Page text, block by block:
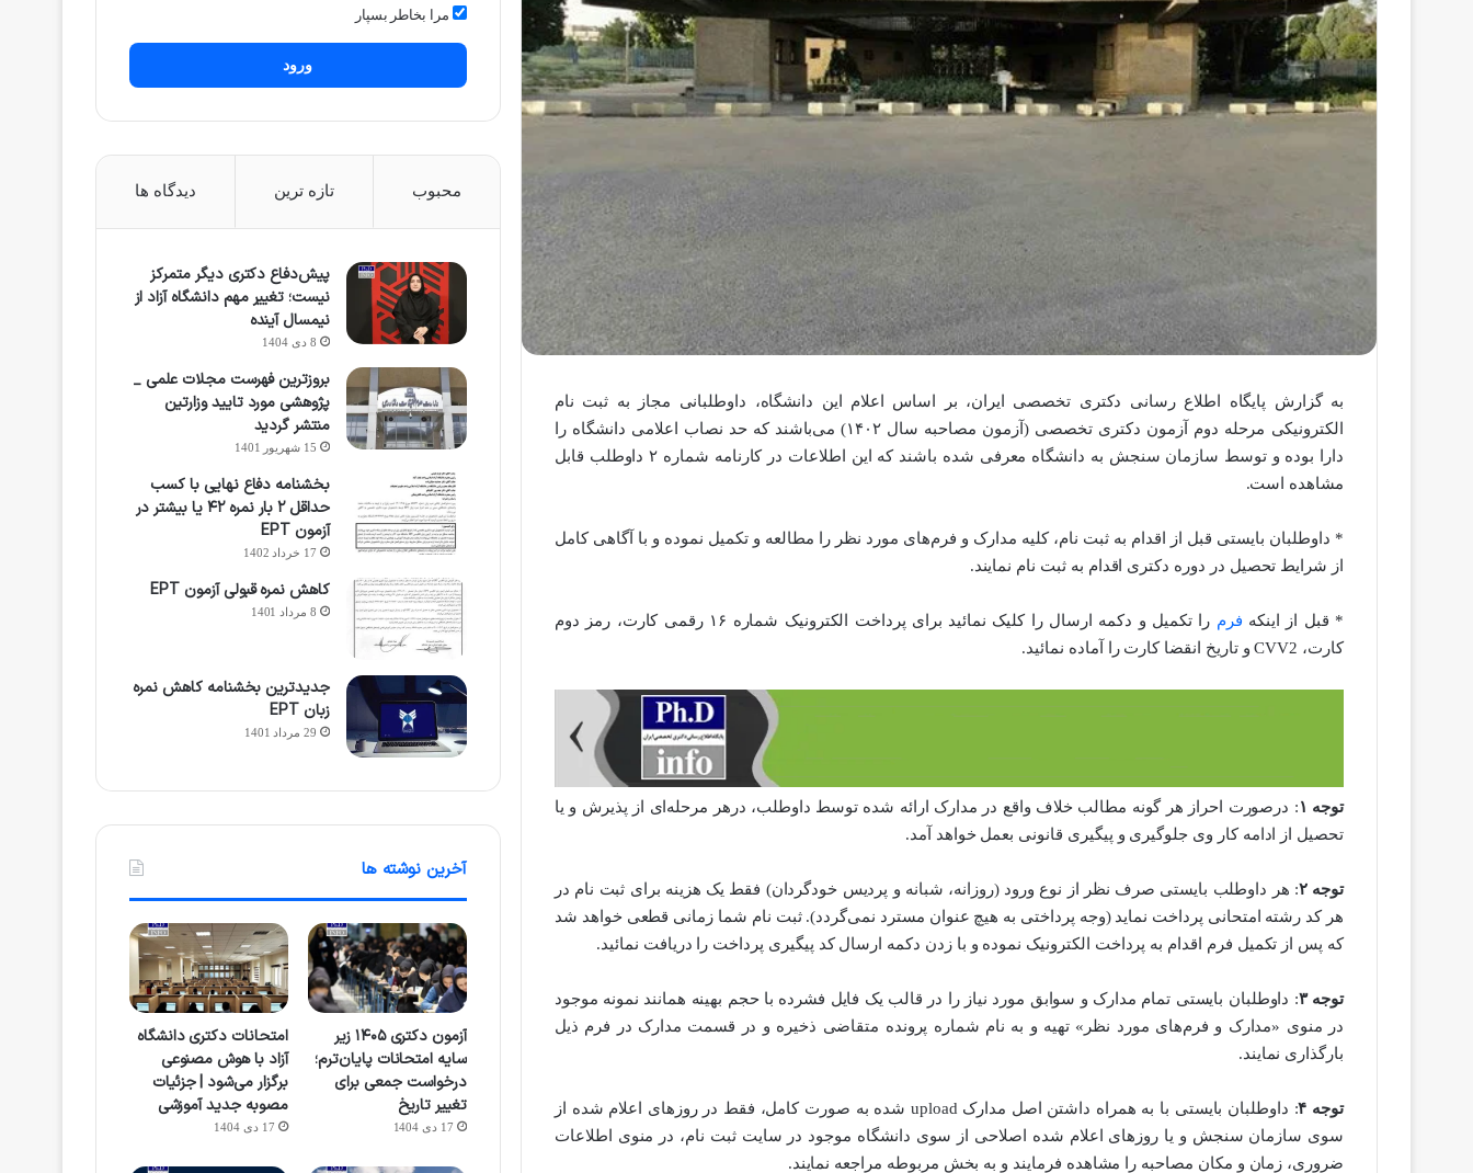
به گزارش پایگاه اطلاع رسانی دکتری تخصصی ایران، بر اساس اعلام این دانشگاه، داوطلبانی مجاز به ثبت نام
الکترونیکی مرحله دوم آزمون دکتری تخصصی (آزمون مصاحبه سال ۱۴۰۲) می‌باشند که حد نصاب اعلامی دانشگاه را
دارا بوده و توسط سازمان سنجش به دانشگاه معرفی شده باشند که این اطلاعات در کارنامه شماره ۲ داوطلب قابل
مشاهده است.
* داوطلبان بایستی قبل از اقدام به ثبت نام، کلیه مدارک و فرم‌های مورد نظر را مطالعه و تکمیل نموده و با آگاهی کامل
از شرایط تحصیل در دوره دکتری اقدام به ثبت نام نمایند.
* قبل از اینکه فرم
را تکمیل و دکمه ارسال را کلیک نمائید برای پرداخت الکترونیک شماره ۱۶ رقمی کارت، رمز دوم
کارت، CVV2 و تاریخ انقضا کارت را آماده نمائید.
توجه ۱
: درصورت احراز هر گونه مطالب خلاف واقع در مدارک ارائه شده توسط داوطلب، درهر مرحله‌ای از پذیرش و یا
تحصیل از ادامه کار وی جلوگیری و پیگیری قانونی بعمل خواهد آمد.
توجه ۲ : هر داوطلب بایستی صرف نظر از نوع ورود (روزانه، شبانه و پردیس خودگردان) فقط یک هزینه برای ثبت نام در
هر کد رشته امتحانی پرداخت نماید (وجه پرداختی به هیچ عنوان مسترد نمی‌گردد). ثبت نام شما زمانی قطعی خواهد شد
که پس از تکمیل فرم اقدام به پرداخت الکترونیک نموده و با زدن دکمه ارسال کد پیگیری پرداخت را دریافت نمائید.
توجه ۳ : داوطلبان بایستی تمام مدارک و سوابق مورد نیاز را در قالب یک فایل فشرده با حجم بهینه همانند نمونه موجود
در منوی «مدارک و فرم‌های مورد نظر» تهیه و به نام شماره پرونده متقاضی ذخیره و در قسمت مدارک در فرم ذیل
بارگذاری نمایند.
توجه ۴
: داوطلبان بایستی با به همراه داشتن اصل مدارک upload شده به صورت کامل، فقط در روزهای اعلام شده از
سوی سازمان سنجش و یا روزهای اعلام شده اصلاحی از سوی دانشگاه موجود در سایت ثبت نام، در منوی اطلاعات
ضروری، زمان و مکان مصاحبه را مشاهده فرمایند و به بخش مربوطه مراجعه نمایند.
مرا بخاطر بسپار
ورود
محبوب تازه ترین دیدگاه ها
پیش‌دفاع دکتری دیگر متمرکز
نیست؛ تغییر مهم دانشگاه آزاد از
نیمسال آینده
8 دی 1404
بروزترین فهرست مجلات علمی _
پژوهشی مورد تایید وزارتین
منتشر گردید
15 شهریور 1401
بخشنامه دفاع نهایی با کسب
حداقل ۲ بار نمره ۴۲ یا بیشتر در
آزمون EPT
17 خرداد 1402
کاهش نمره قبولی آزمون EPT
8 مرداد 1401
جدیدترین بخشنامه کاهش نمره
زبان EPT
29 مرداد 1401
آخرین نوشته ها
آزمون دکتری ۱۴۰۵ زیر
سایه امتحانات پایان‌ترم؛
درخواست جمعی برای
تغییر تاریخ
17 دی 1404
امتحانات دکتری دانشگاه
آزاد با هوش مصنوعی
برگزار می‌شود | جزئیات
مصوبه جدید آموزشی
17 دی 1404